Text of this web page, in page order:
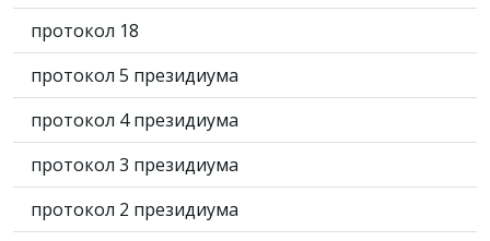
протокол 18
протокол 5 президиума
протокол 4 президиума
протокол 3 президиума
протокол 2 президиума